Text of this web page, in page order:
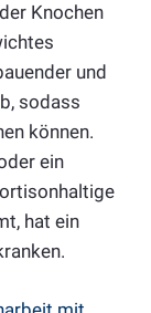
Knochen
und
sodass
können.
ein
hat ein